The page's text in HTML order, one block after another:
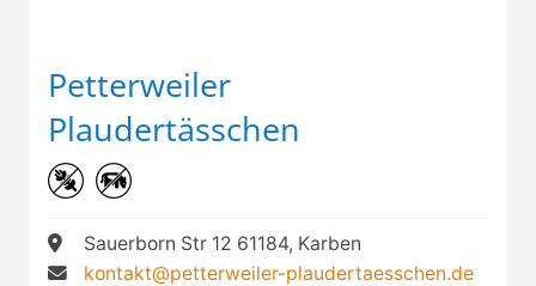
Petterweiler
Plaudertässchen
Sauerborn Str 12 61184, Karben
kontakt@petterweiler-plaudertaesschen.de